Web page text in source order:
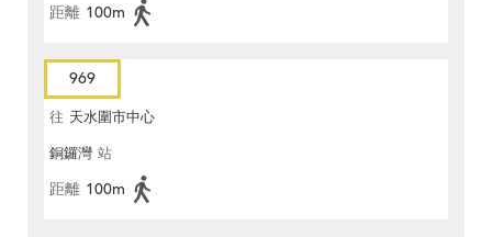
距離 100m
969
往 天水圍市中心
銅鑼灣 站
距離 100m